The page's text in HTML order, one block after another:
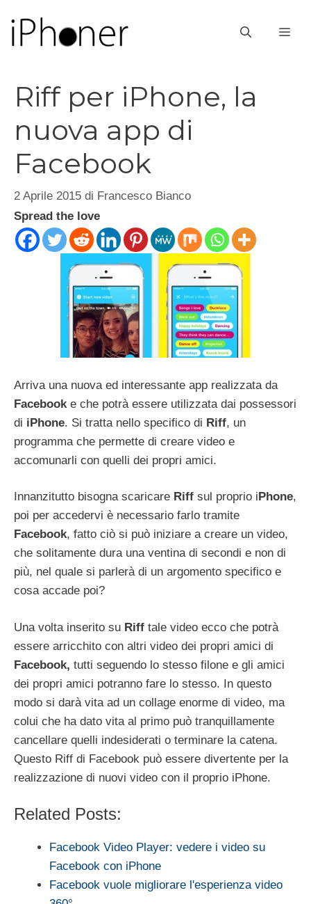
contenuto
Riff per iPhone, la
nuova app di
Facebook
2 Aprile 2015 di Francesco Bianco
Spread the love
Arriva una nuova ed interessante app realizzata da
Facebooke che potrà essere utilizzata dai possessori
di iPhone. Si tratta nello specifico di Riff, un
programma che permette di creare video e
accomunarli con quelli dei propri amici.
Innanzitutto bisogna scaricare Riff sul proprio i Phone,
poi per accedervi è necessario farlo tramite
Facebook, fatto ciò si può iniziare a creare un video,
che solitamente dura una ventina di secondi e non di
più, nel quale si parlerà di un argomento specifico e
cosa accade poi?
Una volta inserito su Riff tale video ecco che potrà
essere arricchito con altri video dei propri amici di
Facebook, tutti seguendo lo stesso filone e gli amici
dei propri amici potranno fare lo stesso. In questo
modo si darà vita ad un collage enorme di video, ma
colui che ha dato vita al primo può tranquillamente
cancellare quelli indesiderati o terminare la catena.
Questo Riff di Facebook può essere divertente per la
realizzazione di nuovi video con il proprio iPhone.
Related Posts:
Facebook Video Player: vedere i video su
Facebook con iPhone
Facebook vuole migliorare l'esperienza video